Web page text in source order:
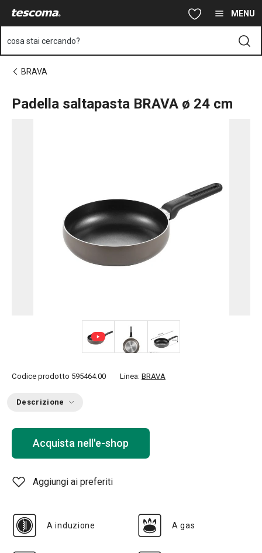
Vai al contenuto principale MENU
cosa stai cercando?
BRAVA
Padella saltapasta BRAVA ø 24 cm
Codice prodotto 595464.00 Linea: BRAVA
Descrizione
Acquista nell'e-shop
Aggiungi ai preferiti
A induzione A gas